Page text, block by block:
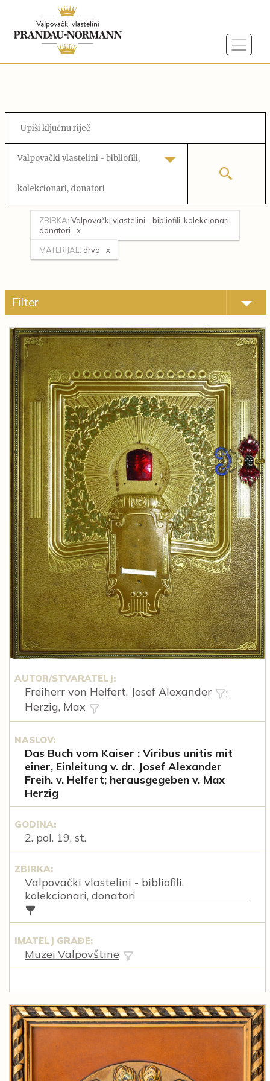
Valpovački vlastelini - bibliofili,
kolekcionari, donatori
ZBIRKA: Valpovački vlastelini - bibliofili, kolekcionari,
donatori
MATERIJAL: drvo
Filter
AUTOR/STVARATELJ:
Freiherr von Helfert, Josef Alexander
;
Herzig, Max
NASLOV:
Das Buch vom Kaiser : Viribus unitis mit
einer, Einleitung v. dr. Josef Alexander
Freih. v. Helfert; herausgegeben v. Max
Herzig
GODINA:
2. pol. 19. st.
ZBIRKA:
Valpovački vlastelini - bibliofili,
kolekcionari, donatori
IMATELJ GRAĐE:
Muzej Valpovštine